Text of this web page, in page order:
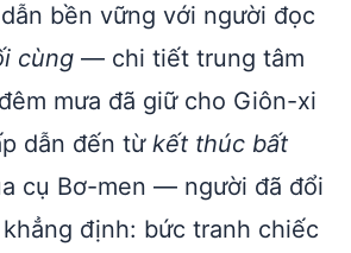
bền vững với người đọc
cùng — chi tiết trung tâm
mưa đã giữ cho Giôn-xi
dẫn đến từ kết thúc bất
cụ Bơ-men — người đã đổi
định: bức tranh chiếc